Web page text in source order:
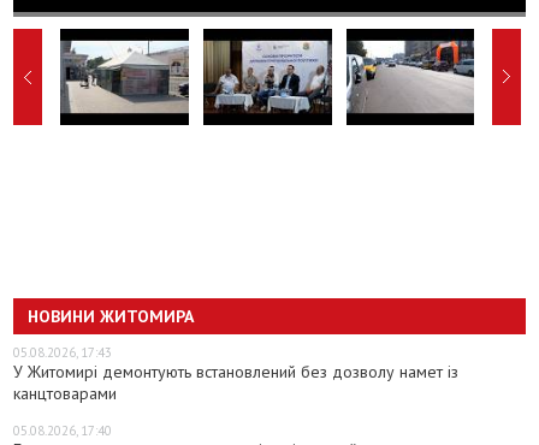
НОВИНИ ЖИТОМИРА
05.08.2026, 17:43
У Житомирі демонтують встановлений без дозволу намет із
канцтоварами
05.08.2026, 17:40